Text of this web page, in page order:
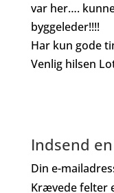
var her….
byggeleder!!!!
Har kun gode
Venlig hilsen
Indsend
Din e-
Krævede felter